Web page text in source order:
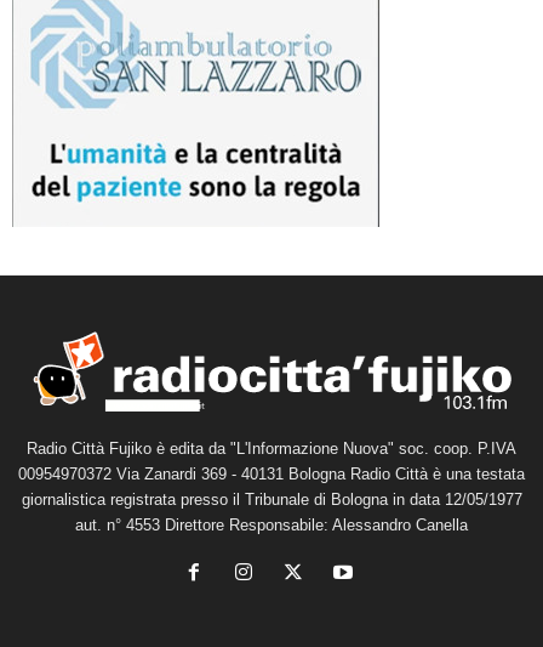
Radio Città Fujiko è edita da "L'Informazione Nuova" soc. coop. P.IVA
00954970372 Via Zanardi 369 - 40131 Bologna Radio Città è una testata
giornalistica registrata presso il Tribunale di Bologna in data 12/05/1977
aut. n° 4553 Direttore Responsabile: Alessandro Canella